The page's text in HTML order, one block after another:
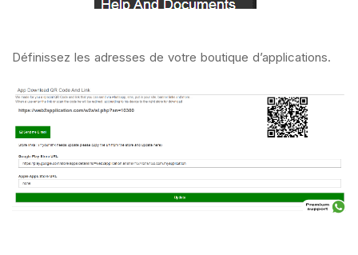
Définissez les adresses de votre boutique d’applications.